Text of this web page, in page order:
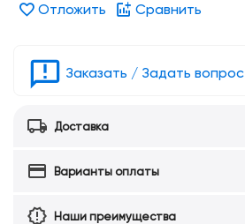
Отложить Сравнить
Заказать / Задать вопрос
Доставка
Варианты оплаты
Наши преимущества